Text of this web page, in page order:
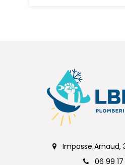
Impasse Arnaud,
06 99 17